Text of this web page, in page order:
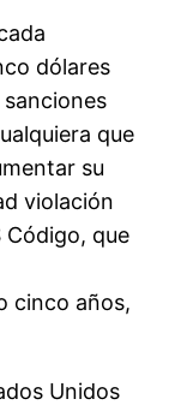
dólares
que
su
violación
Código, que
cinco años,
Unidos